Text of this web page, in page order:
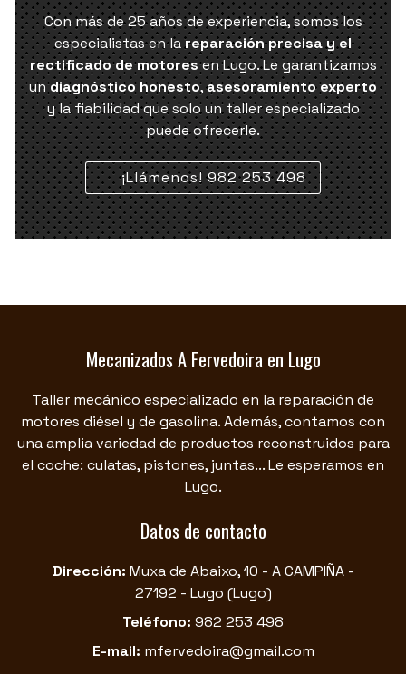
Con más de 25 años de experiencia, somos los
especialistas en lareparación precisa y el
rectificado de motoresen Lugo. Le garantizamos
undiagnóstico honesto,asesoramiento experto
y la fiabilidad que solo un taller especializado
puede ofrecerle.
¡Llámenos! 982 253 498
Mecanizados A Fervedoira en Lugo
Taller mecánico especializado en la reparación de
motores diésel y de gasolina. Además, contamos con
una amplia variedad de productos reconstruidos para
el coche: culatas, pistones, juntas... Le esperamos en
Lugo.
Datos de contacto
Dirección: Muxa de Abaixo, 10 - A CAMPIÑA -
27192 - Lugo (Lugo)
Teléfono: 982 253 498
E-mail: mfervedoira@gmail.com